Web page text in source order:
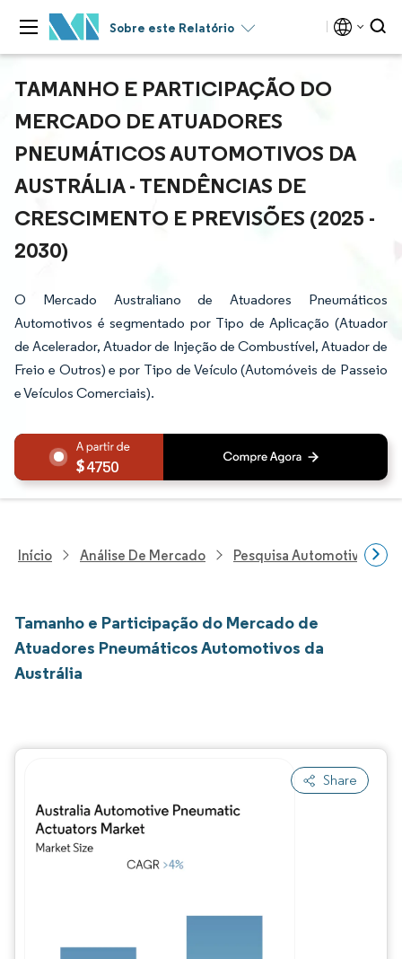
Sobre este Relatório
TAMANHO E PARTICIPAÇÃO DO
MERCADO DE ATUADORES
PNEUMÁTICOS AUTOMOTIVOS DA
AUSTRÁLIA - TENDÊNCIAS DE
CRESCIMENTO E PREVISÕES (2025 -
2030)
O Mercado Australiano de Atuadores Pneumáticos
Automotivos é segmentado por Tipo de Aplicação (Atuador
de Acelerador, Atuador de Injeção de Combustível, Atuador de
Freio e Outros) e por Tipo de Veículo (Automóveis de Passeio
e Veículos Comerciais).
4750
Início Análise De Mercado Pesquisa Automotiva
Tamanho e Participação do Mercado de
Atuadores Pneumáticos Automotivos da
Austrália
Share